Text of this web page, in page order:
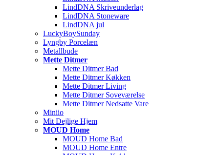
LindDNA Skriveunderlag
LindDNA Stoneware
LindDNA jul
LuckyBoySunday
Lyngby Porcelæn
Metallbude
Mette Ditmer
Mette Ditmer Bad
Mette Ditmer Køkken
Mette Ditmer Living
Mette Ditmer Soveværelse
Mette Ditmer Nedsatte Vare
Miniio
Mit Dejlige Hjem
MOUD Home
MOUD Home Bad
MOUD Home Entre